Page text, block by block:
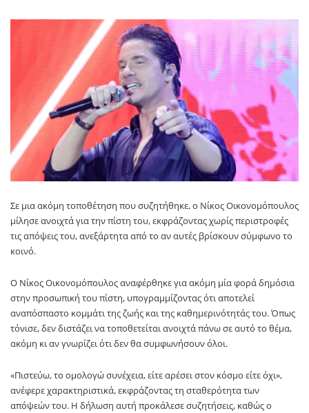
Σε μια ακόμη τοποθέτηση που συζητήθηκε, ο Νίκος Οικονομόπουλος
μίλησε ανοιχτά για την πίστη του, εκφράζοντας χωρίς περιστροφές
τις απόψεις του, ανεξάρτητα από το αν αυτές βρίσκουν σύμφωνο το
κοινό.
Ο Νίκος Οικονομόπουλος αναφέρθηκε για ακόμη μία φορά δημόσια
στην προσωπική του πίστη, υπογραμμίζοντας ότι αποτελεί
αναπόσπαστο κομμάτι της ζωής και της καθημερινότητάς του. Όπως
τόνισε, δεν διστάζει να τοποθετείται ανοιχτά πάνω σε αυτό το θέμα,
ακόμη κι αν γνωρίζει ότι δεν θα συμφωνήσουν όλοι.
«Πιστεύω, το ομολογώ συνέχεια, είτε αρέσει στον κόσμο είτε όχι»,
ανέφερε χαρακτηριστικά, εκφράζοντας τη σταθερότητα των
απόψεών του. Η δήλωση αυτή προκάλεσε συζητήσεις, καθώς ο